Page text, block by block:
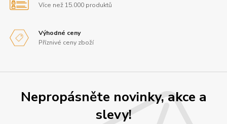
Více než 15.000 produktů
Výhodné ceny
Příznivé ceny zboží
Nepropásněte novinky, akce a
slevy!